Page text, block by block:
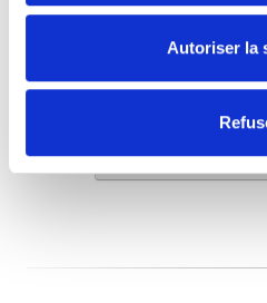
Autoriser la
Trouver un